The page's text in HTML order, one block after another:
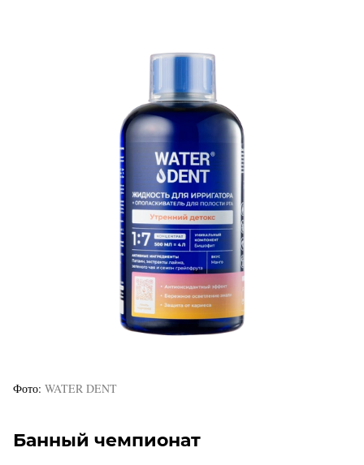
Фото WATER DENT
Банный чемпионат